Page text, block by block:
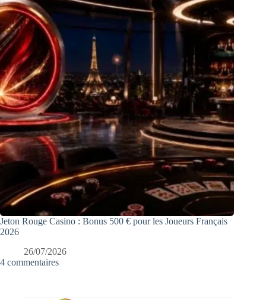
Jeton Rouge Casino : Bonus 500 € pour les Joueurs Français
2026
26/07/2026
4 commentaires